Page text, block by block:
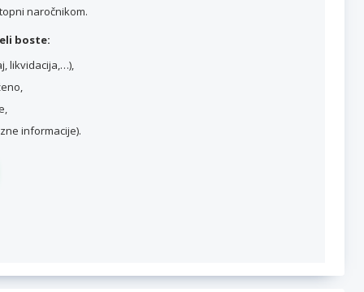
naročnikom.
boste:
likvidacija,…),
informacije).